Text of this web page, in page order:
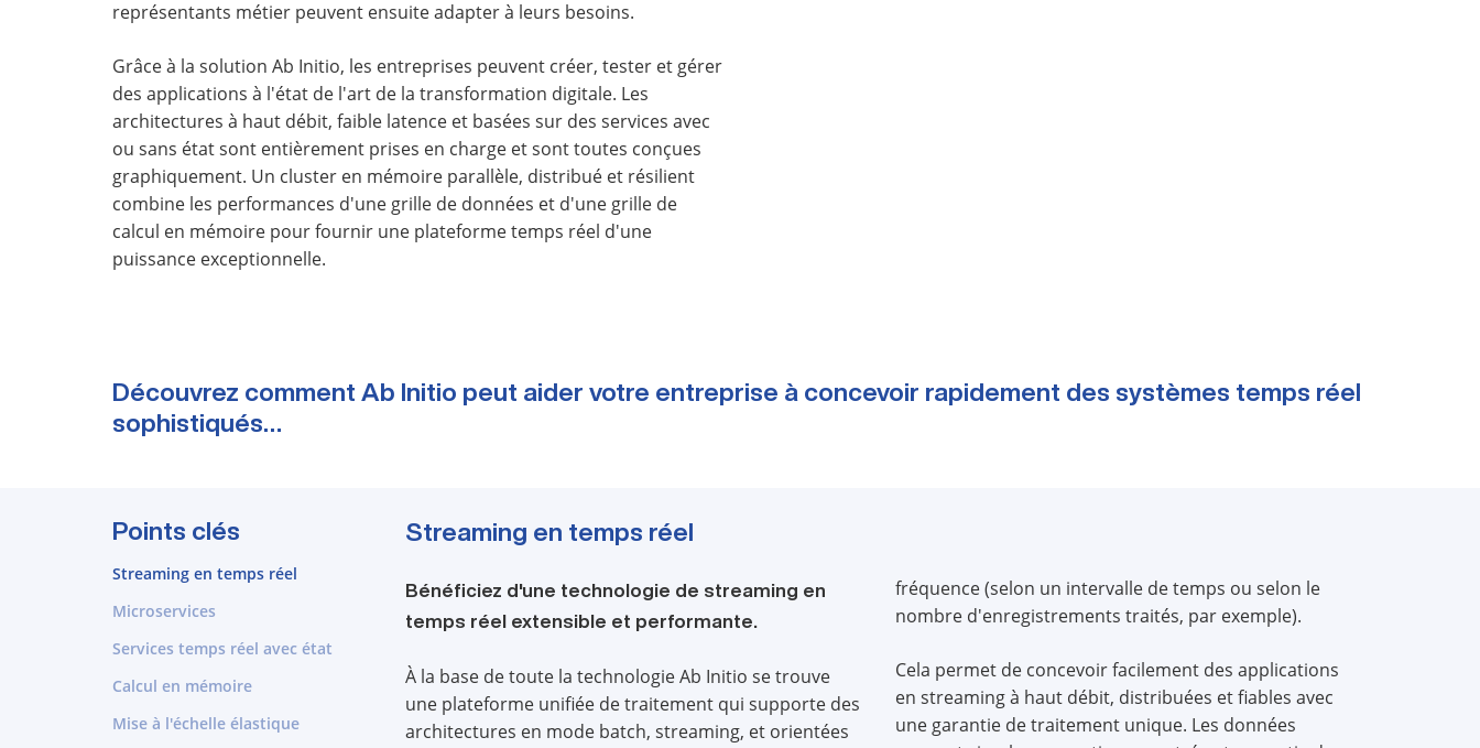
représentants métier peuvent ensuite adapter à leurs besoins.
Grâce à la solution Ab Initio, les entreprises peuvent créer, tester et gérer
des applications à l'état de l'art de la transformation digitale. Les
architectures à haut débit, faible latence et basées sur des services avec
ou sans état sont entièrement prises en charge et sont toutes conçues
graphiquement. Un cluster en mémoire parallèle, distribué et résilient
combine les performances d'une grille de données et d'une grille de
calcul en mémoire pour fournir une plateforme temps réel d'une
puissance exceptionnelle.
Découvrez comment Ab Initio peut aider votre entreprise à concevoir rapidement des systèmes temps réel
sophistiqués…
Points clés
Streaming en temps réel
Microservices
Services temps réel avec état
Calcul en mémoire
Mise à l'échelle élastique
Streaming en temps réel
Bénéficiez d'une technologie de streaming en
temps réel extensible et performante.
À la base de toute la technologie Ab Initio se trouve
une plateforme unifiée de traitement qui supporte des
architectures en mode batch, streaming, et orientées
fréquence (selon un intervalle de temps ou selon le
nombre d'enregistrements traités, par exemple).
Cela permet de concevoir facilement des applications
en streaming à haut débit, distribuées et fiables avec
une garantie de traitement unique. Les données